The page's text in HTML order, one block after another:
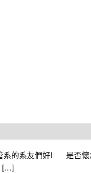
系的系友們好! 是否懷
[…]